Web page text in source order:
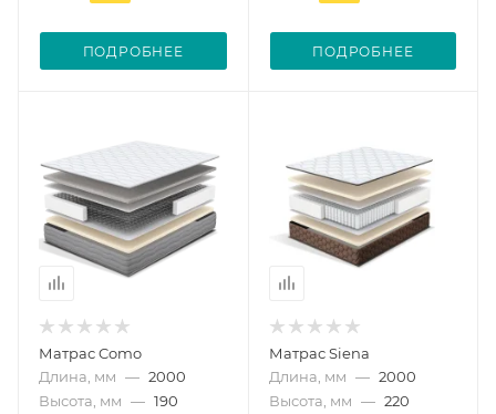
ПОДРОБНЕЕ ПОДРОБНЕЕ
Матрас Como
Длина, мм — 2000
Высота, мм — 190
Матрас Siena
Длина, мм — 2000
Высота, мм — 220